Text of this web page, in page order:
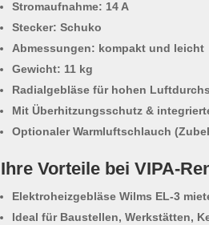
Stromaufnahme: 14 A
Stecker: Schuko
Abmessungen: kompakt und leicht
Gewicht: 11 kg
Radialgebläse für hohen
Mit Überhitzungsschutz &
Optionaler Warmluftschlauch
Ihre Vorteile bei VIPA-
ElektroheizgebläseWilms EL-3
Ideal für Baustellen, Werkstätten,